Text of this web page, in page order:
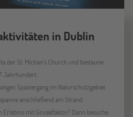
in Dublin
der St. Michan's Church und bestaune
Jahrhundert.
Spaziergang im Naturschutzgebiet
anschließend am Strand.
Erlebnis mit Gruselfaktor? Dann besuche